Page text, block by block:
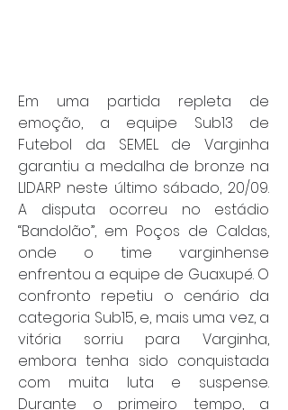
Em uma partida repleta de
emoção, a equipe Sub13 de
Futebol da SEMEL de Varginha
garantiu a medalha de bronze na
LIDARP neste último sábado, 20/09.
A disputa ocorreu no estádio
“Bandolão”, em Poços de Caldas,
onde o time varginhense
enfrentou a equipe de Guaxupé. O
confronto repetiu o cenário da
categoria Sub15, e, mais uma vez, a
vitória sorriu para Varginha,
embora tenha sido conquistada
com muita luta e suspense.
Durante o primeiro tempo, a